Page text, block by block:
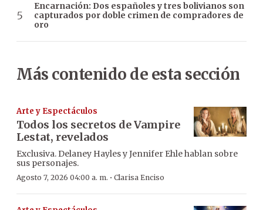
Encarnación: Dos españoles y tres bolivianos son
capturados por doble crimen de compradores de
oro
Más contenido de esta sección
Arte y Espectáculos
Todos los secretos de Vampire
Lestat, revelados
Exclusiva. Delaney Hayles y Jennifer Ehle hablan sobre
sus personajes.
Agosto 7, 2026 04:00 a. m. · Clarisa Enciso